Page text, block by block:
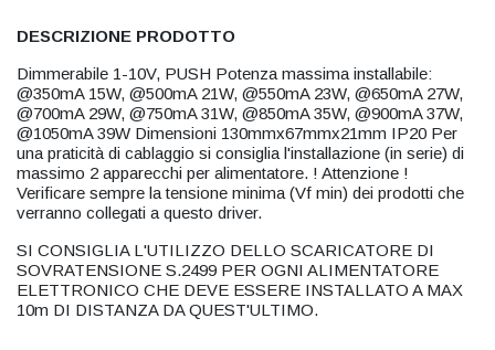
DESCRIZIONE PRODOTTO
Dimmerabile 1-10V, PUSH Potenza massima installabile:
@350mA 15W, @500mA 21W, @550mA 23W, @650mA 27W,
@700mA 29W, @750mA 31W, @850mA 35W, @900mA 37W,
@1050mA 39W Dimensioni 130mmx67mmx21mm IP20 Per
una praticità di cablaggio si consiglia l'installazione (in serie) di
massimo 2 apparecchi per alimentatore. ! Attenzione !
Verificare sempre la tensione minima (Vf min) dei prodotti che
verranno collegati a questo driver.
SI CONSIGLIA L'UTILIZZO DELLO SCARICATORE DI
SOVRATENSIONE S.2499 PER OGNI ALIMENTATORE
ELETTRONICO CHE DEVE ESSERE INSTALLATO A MAX
10m DI DISTANZA DA QUEST'ULTIMO.